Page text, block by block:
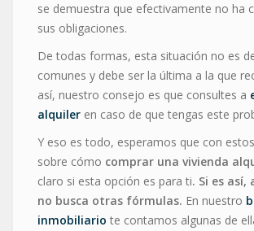
se demuestra que efectivamente no ha
sus obligaciones.
De todas formas, esta situación no es
comunes y debe ser la última a la que
así, nuestro consejo es que consultes a
alquiler en caso de que tengas este
Y eso es todo, esperamos que con
sobre cómo comprar una vivienda
claro si esta opción es para ti. Si es así,
no busca otras fórmulas. En nuestro
inmobiliario te contamos algunas de